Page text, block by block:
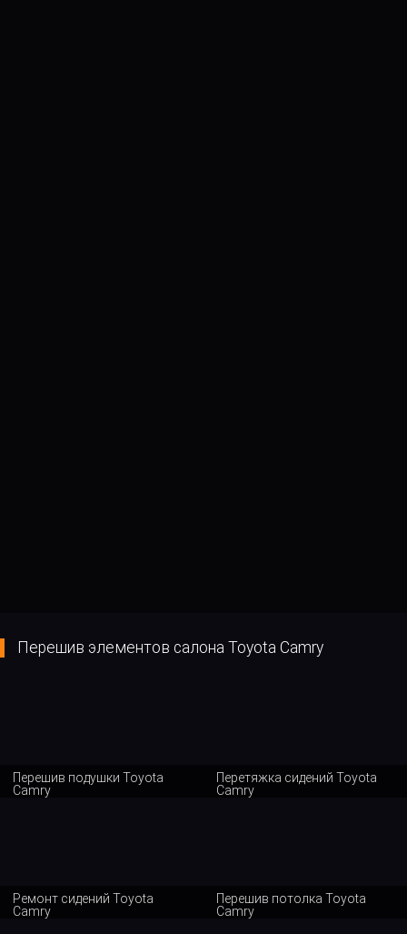
Перешив элементов салона Toyota Camry
Перешив подушки Toyota
Camry
Перетяжка сидений Toyota
Camry
Ремонт сидений Toyota
Camry
Перешив потолка Toyota
Camry